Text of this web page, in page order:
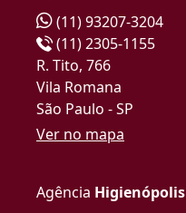
(11) 93207-3204
(11) 2305-1155
R. Tito, 766
Vila Romana
São Paulo - SP
Ver no mapa
Agência Higienópolis